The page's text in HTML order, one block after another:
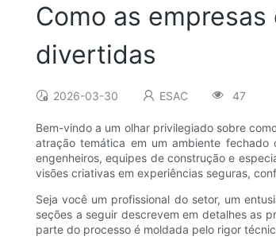
Como as
divertidas
2026-03-30 ESAC 47
Bem-vindo a um olhar privilegiado sobre
atração temática em um ambiente
engenheiros, equipes de construção e
visões criativas em experiências seguras,
Seja você um profissional do setor, um
seções a seguir descrevem em detalhes as
parte do processo é moldada pelo rigor